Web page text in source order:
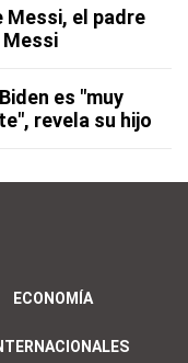
Messi, el padre
es "muy
revela su hijo
ECONOMÍA